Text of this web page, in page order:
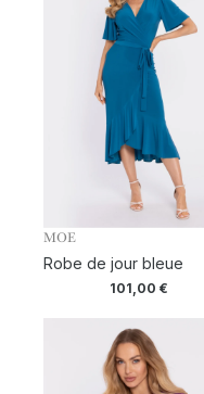
MOE
Robe de jour bleue
101,00 €